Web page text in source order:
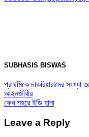
SUBHASIS BISWAS
প্রাথমিকে চাকরিহারাদের
আইনজীবীর
ফের শহরে ইডি হানা
Leave a Reply